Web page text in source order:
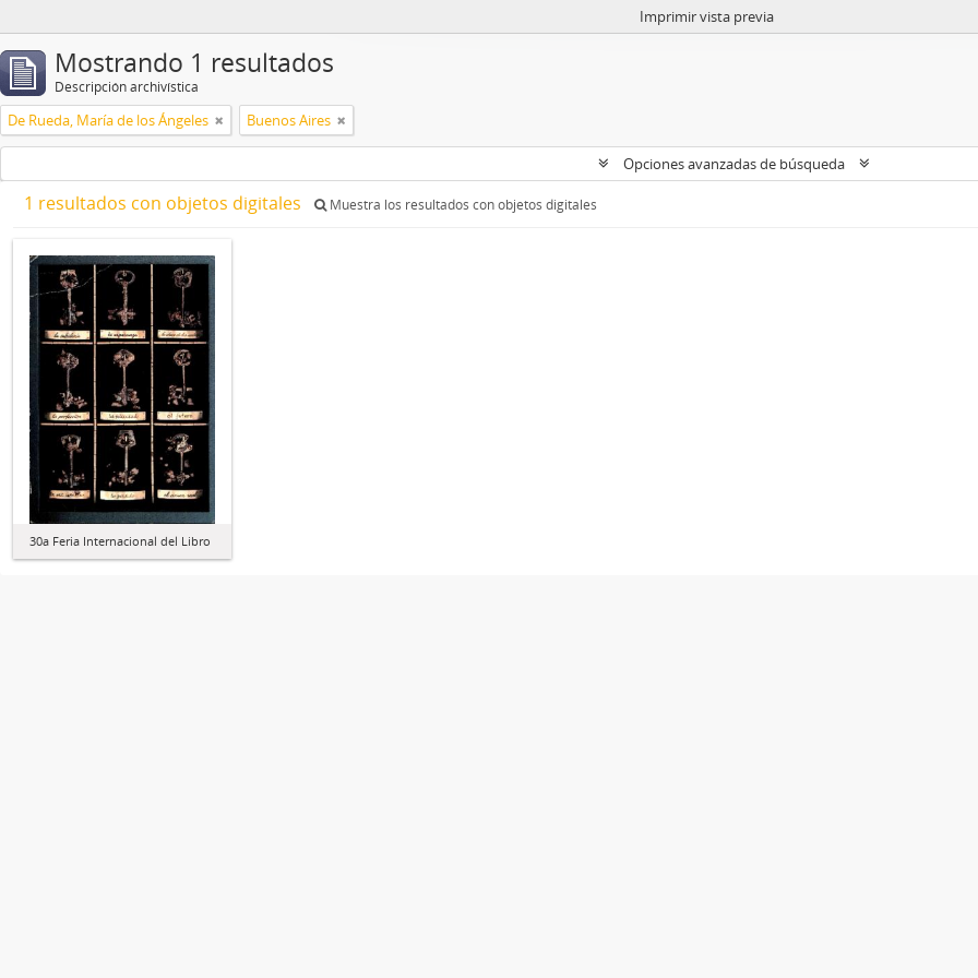
Imprimir vista previa
Mostrando 1 resultados
Descripción archivística
De Rueda, María de los Ángeles Buenos Aires
Opciones avanzadas de búsqueda
1 resultados con objetos digitales Muestra los resultados con objetos digitales
30a Feria Internacional del Libro